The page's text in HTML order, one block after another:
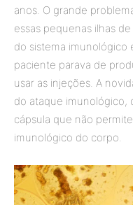
anos. O grande
essas pequenas ilhas
do sistema imunológico
paciente parava de
usar as injeções. A
do ataque imunológico,
cápsula que não
imunológico do corpo.